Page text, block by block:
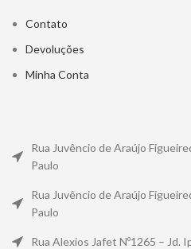
Contato
Devoluções
Minha Conta
Rua Juvêncio de Araújo
Paulo
Rua Juvêncio de Araújo
Paulo
Rua Alexios Jafet Nº1265 – Jd.